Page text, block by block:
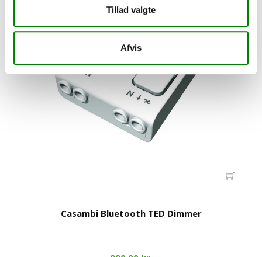
Tillad valgte
Afvis
Casambi Bluetooth TED Dimmer